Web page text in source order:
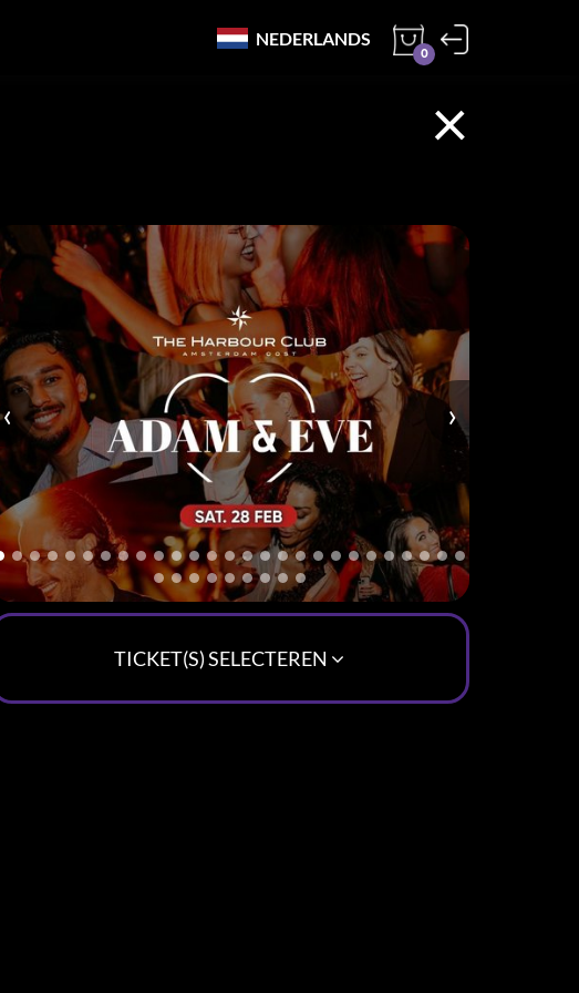
NEDERLANDS
0
×
‹ ›
TICKET(S) SELECTEREN